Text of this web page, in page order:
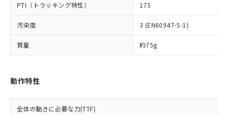
PTI（トラッキング特性） 175
汚染度 3 (EN60947-5-1)
質量 約75g
動作特性
全体の動きに必要な力(TTF)
登録された部品リストについて、当社
および当社の共同利用者が、当社の製
品・サービスに関するお客様との取
引・商談に必要な範囲で利用すること
※3 非含有証明書ダウンロード
下記の非含有証明書をダウンロードするこ
EU RoHS指令（10物質）の非含有証明書
ものではありません。
また、RoHS指令のフタル酸エステル類４
キャンセル